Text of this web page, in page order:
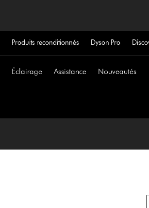
Produits reconditionnés Dyson Pro
Éclairage Assistance Nouveautés